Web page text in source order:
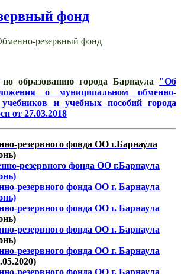
фонд
резервный фонд
образованию города Барнаула "Об
о муниципальном обменно-
и учебных пособий города
от 27.03.2018
резервного фонда ОО г.Барнаула
резервного фонда ОО г.Барнаула
резервного фонда ОО г. Барнаула
резервного фонда ОО г. Барнаула
резервного фонда ОО г. Барнаула
резервного фонда ОО г. Барнаула
резервного фонда ОО г. Барнаула